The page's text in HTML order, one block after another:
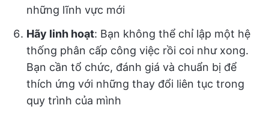
những lĩnh vực mới
Hãy linh hoạt: Bạn không thể chỉ lập một hệ
thống phân cấp công việc rồi coi như xong.
Bạn cần tổ chức, đánh giá và chuẩn bị để
thích ứng với những thay đổi liên tục trong
quy trình của mình